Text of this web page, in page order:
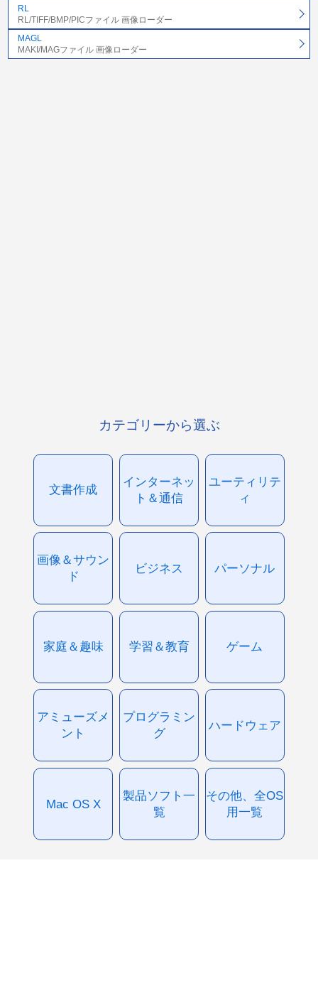
RL
RL/TIFF/BMP/PICファイル 画像ローダー
MAGL
MAKI/MAGファイル 画像ローダー
カテゴリーから選ぶ
文書作成
インターネッ
ト＆通信
ユーティリテ
ィ
画像＆サウン
ド
ビジネス パーソナル
家庭＆趣味 学習＆教育 ゲーム
アミューズメ
ント
プログラミン
グ
ハードウェア
Mac OS X
製品ソフト一
覧
その他、全OS
用一覧